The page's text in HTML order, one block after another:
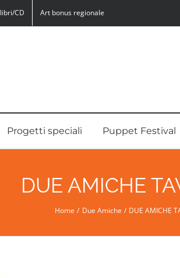
libri/CD Art bonus regionale
Progetti speciali Puppet Festival
DUE AMICHE
Home Due Amiche DUE AMICHE